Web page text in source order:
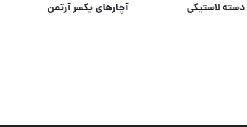
پیچ گوشتی دوسو دسته لاستیکی